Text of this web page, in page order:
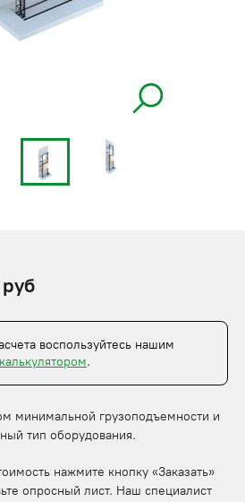
руб
воспользуйтесь нашим
калькулятором.
минимальной грузоподъемности и
тип оборудования.
нажмите кнопку «Заказать»
опросный лист. Наш специалист